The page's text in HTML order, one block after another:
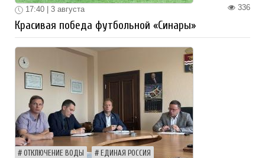
336
17:40 | 3 августа
Красивая победа футбольной «Синары»
ОТКЛЮЧЕНИЕ ВОДЫ ЕДИНАЯ РОССИЯ